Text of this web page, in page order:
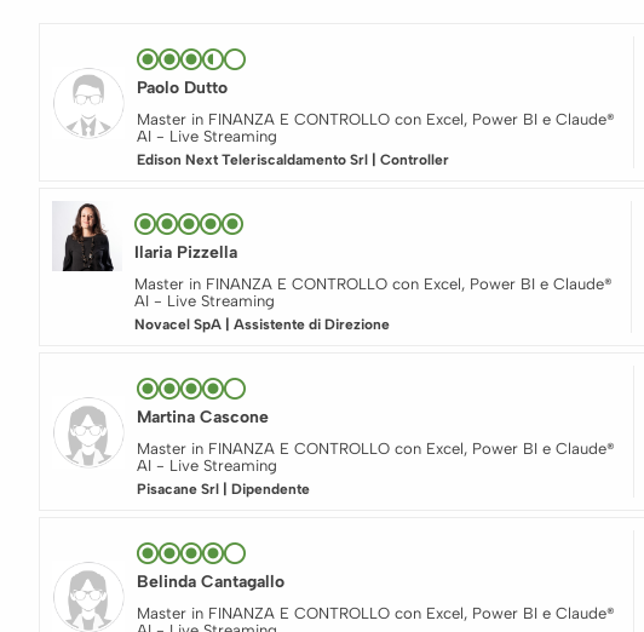
Paolo Dutto
Master in FINANZA E CONTROLLO con Excel, Power BI e Claude®
AI - Live Streaming
Edison Next Teleriscaldamento Srl | Controller
Ilaria Pizzella
Master in FINANZA E CONTROLLO con Excel, Power BI e Claude®
AI - Live Streaming
Novacel SpA | Assistente di Direzione
Martina Cascone
Master in FINANZA E CONTROLLO con Excel, Power BI e Claude®
AI - Live Streaming
Pisacane Srl | Dipendente
Belinda Cantagallo
Master in FINANZA E CONTROLLO con Excel, Power BI e Claude®